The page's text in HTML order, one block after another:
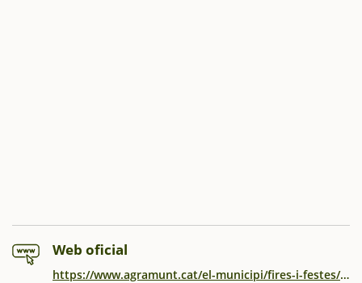
Web oficial
https://www.agramunt.cat/el-municipi/fires-i-festes/carnavalagramunt